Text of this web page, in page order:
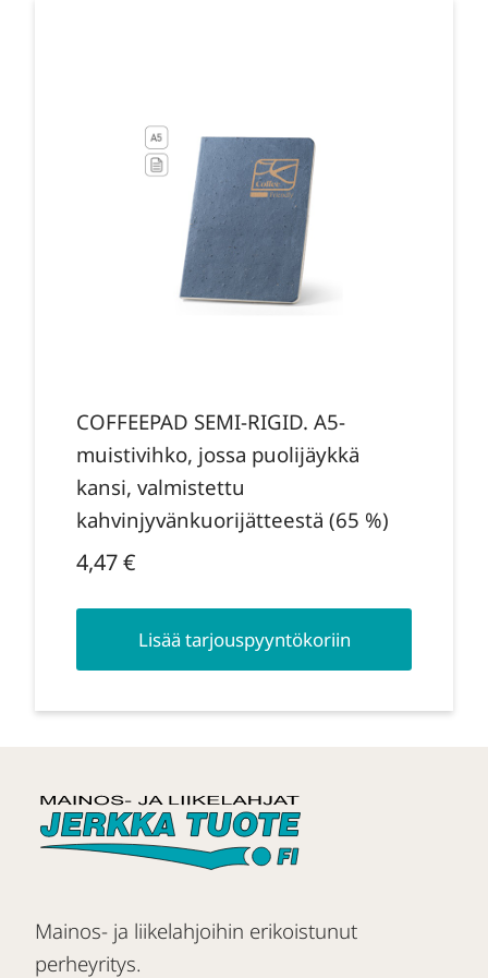
COFFEEPAD SEMI-RIGID. A5-
muistivihko, jossa puolijäykkä
kansi, valmistettu
kahvinjyvänkuorijätteestä (65 %)
4,47€
Lisää tarjouspyyntökoriin
Mainos- ja liikelahjoihin erikoistunut
perheyritys.